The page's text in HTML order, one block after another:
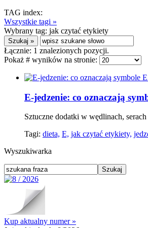
TAG index:
Wszystkie tagi »
Wybrany tag: jak czytać etykiety
Łącznie: 1 znalezionych pozycji.
Pokaż # wyników na stronie:
E-jedzenie: co oznaczają
Sztuczne dodatki w wędlinach,
Tagi: dieta, E, jak czytać etykiety,
Wyszukiwarka
Kup aktualny numer »